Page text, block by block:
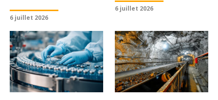
6 juillet 2026
6 juillet 2026